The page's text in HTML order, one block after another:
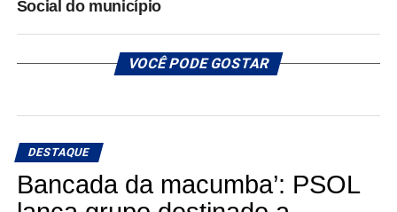
Social do município
VOCÊ PODE GOSTAR
DESTAQUE
Bancada da macumba’: PSOL